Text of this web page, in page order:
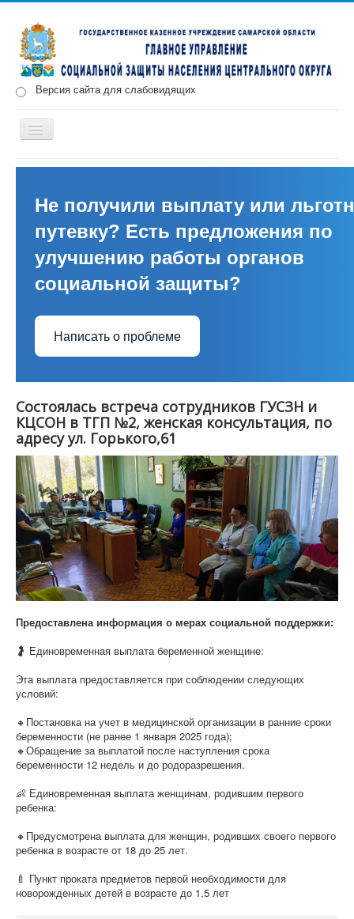
Версия сайта для слабовидящих
Включить/
Главная Новости О нас Структура Документы
Меры социальной поддержки
Противодействие коррупции Запись на прием
Не получили выплату или
путевку? Есть предложения по
улучшению работы органов
социальной защиты?
Написать о проблеме
Cостоялась встреча сотрудников ГУСЗН и
КЦСОН в ТГП №2, женская консультация, по
адресу ул. Горького,61
Предоставлена информация о мерах социальной поддержки:
🤰 Единовременная выплата беременной женщине:
Эта выплата предоставляется при соблюдении следующих
условий:
🔸Постановка на учет в медицинской организации в ранние сроки
беременности (не ранее 1 января 2025 года);
🔸Обращение за выплатой после наступления срока
беременности 12 недель и до родоразрешения.
👶 Единовременная выплата женщинам, родившим первого
ребенка:
🔸Предусмотрена выплата для женщин, родивших своего первого
ребенка в возрасте от 18 до 25 лет.
🍼 Пункт проката предметов первой необходимости для
новорожденных детей в возрасте до 1,5 лет